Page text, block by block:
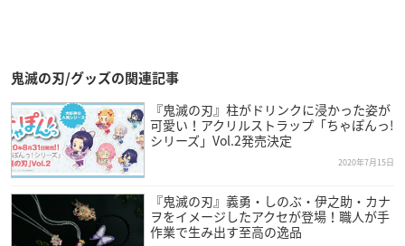
鬼滅の刃/グッズの関連記事
『鬼滅の刃』柱がドリンクに浸かった姿が
可愛い！アクリルストラップ「ちゃぽんっ!
シリーズ」Vol.2発売決定
2020年7月15日
『鬼滅の刃』義勇・しのぶ・伊之助・カナ
ヲをイメージしたアクセが登場！職人が手
作業で生み出す至高の逸品